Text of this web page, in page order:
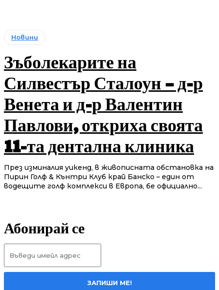
Новини
Зъболекарите на
Силвестър Сталоун – д-р
Венета и д-р Валентин
Павлови, откриха своята
11-та дентална клиника
През изминалия уикенд, в живописната обстановка на
Пирин Голф & Кънтри Клуб край Банско – един от
водещите голф комплекси в Европа, бе официално...
Абонирай се
ЗАПИШИ МЕ!